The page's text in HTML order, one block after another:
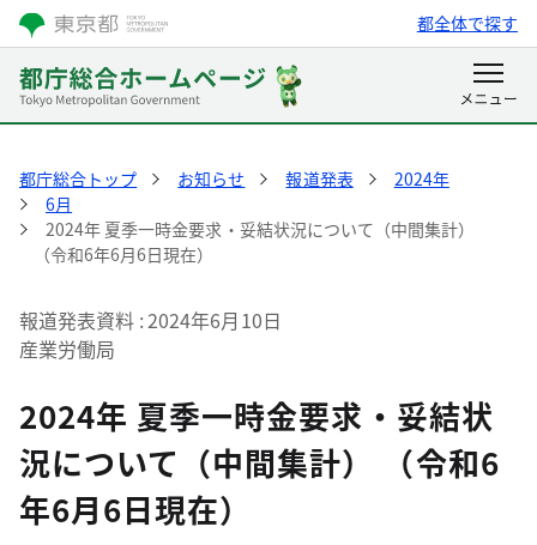
都全体で探す
都庁総合トップ お知らせ 報道発表
2024年
6月
2024年 夏季一時金要求・妥結状況について（中間集計）
（令和6年6月6日現在）
報道発表資料 2024年6月10日
産業労働局
2024年 夏季一時金要求・妥結状
況について（中間集計） （令和6
年6月6日現在）